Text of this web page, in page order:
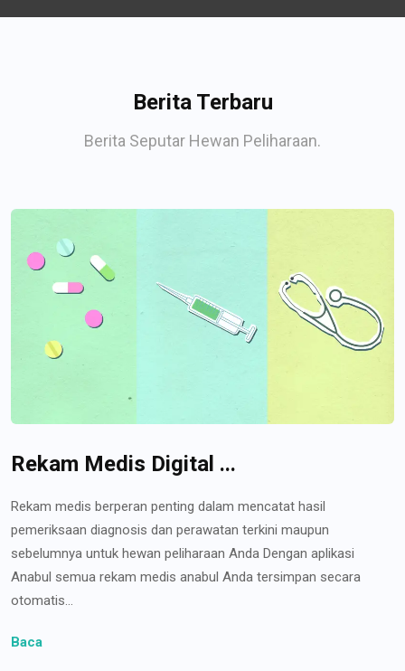
Berita Terbaru
Berita Seputar Hewan Peliharaan.
Rekam Medis Digital ...
Rekam medis berperan penting dalam mencatat hasil
pemeriksaan diagnosis dan perawatan terkini maupun
sebelumnya untuk hewan peliharaan Anda Dengan aplikasi
Anabul semua rekam medis anabul Anda tersimpan secara
otomatis...
Baca